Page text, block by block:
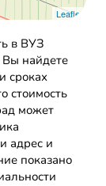
Leaflet
в ВУЗ
найдете
сроках
стоимость
может
адрес и
показано